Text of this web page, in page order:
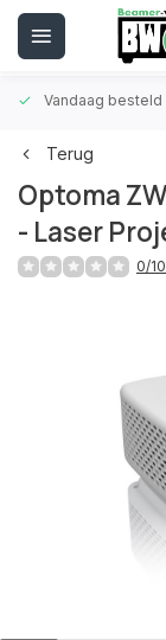
Vandaag besteld
Terug
Optoma
- Laser
0/